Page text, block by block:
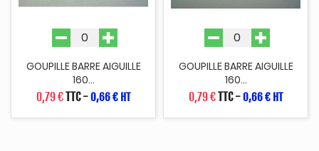
GOUPILLE BARRE AIGUILLE
160...
0,79 €TTC-0,66 € HT
GOUPILLE BARRE AIGUILLE
160...
0,79 €TTC-0,66 € HT